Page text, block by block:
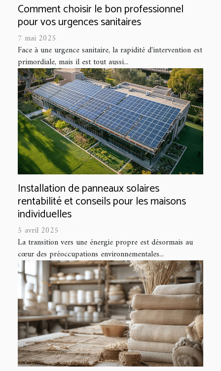
Comment choisir le bon professionnel
pour vos urgences sanitaires
7 mai 2025
Face à une urgence sanitaire, la rapidité d'intervention est
primordiale, mais il est tout aussi...
Installation de panneaux solaires
rentabilité et conseils pour les maisons
individuelles
5 avril 2025
La transition vers une énergie propre est désormais au
cœur des préoccupations environnementales...